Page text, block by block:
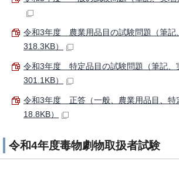
令和3年度 農業用品目の試験問題（筆記
318.3KB）
令和3年度 特定品目の試験問題（筆記、
301.1KB）
令和3年度 正答（一般、農業用品目、特
18.8KB）
令和4年度毒物劇物取扱者試験